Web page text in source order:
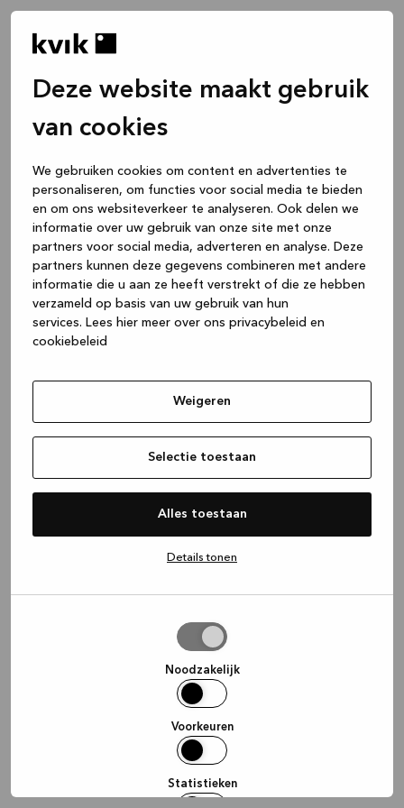
Deze website maakt gebruik
van cookies
We gebruiken cookies om content en advertenties te
personaliseren, om functies voor social media te bieden
en om ons websiteverkeer te analyseren. Ook delen we
informatie over uw gebruik van onze site met onze
partners voor social media, adverteren en analyse. Deze
partners kunnen deze gegevens combineren met andere
informatie die u aan ze heeft verstrekt of die ze hebben
verzameld op basis van uw gebruik van hun
services. Lees hier meer over ons privacybeleid en
cookiebeleid
Weigeren
Selectie toestaan
Alles toestaan
Details tonen
Noodzakelijk
Voorkeuren
Statistieken
(see the browser console for more
information).